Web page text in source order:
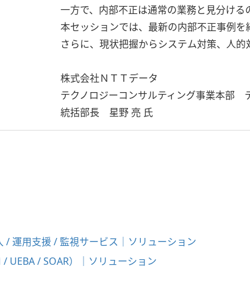
一方で、内部不正は通常の業務と見分ける
本セッションでは、最新の内部不正事例を
さらに、現状把握からシステム対策、人的
株式会社ＮＴＴデータ
テクノロジーコンサルティング事業本部
統括部長 星野 亮 氏
/ 運用支援 / 監視サービス｜ソリューション
/ SOAR）｜ソリューション